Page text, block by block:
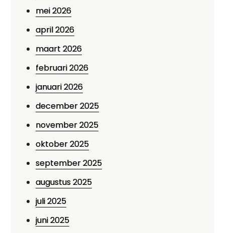
mei 2026
april 2026
maart 2026
februari 2026
januari 2026
december 2025
november 2025
oktober 2025
september 2025
augustus 2025
juli 2025
juni 2025